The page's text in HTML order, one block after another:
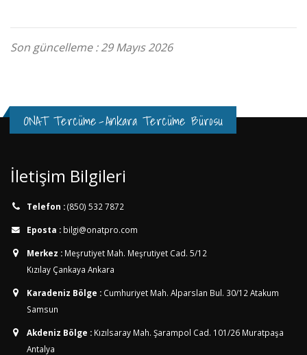
Son güncelleme : 29 Mayıs 2026
ONAT Tercüme-Ankara Tercüme Bürosu
İletişim Bilgileri
Telefon :(850) 532 7872
Eposta : bilgi@onatpro.com
Merkez : Meşrutiyet Mah. Meşrutiyet Cad. 5/12
Kızılay Çankaya Ankara
Karadeniz Bölge : Cumhuriyet Mah. Alparslan Bul. 30/12 Atakum
Samsun
Akdeniz Bölge : Kızılsaray Mah. Şarampol Cad. 101/26 Muratpaşa
Antalya